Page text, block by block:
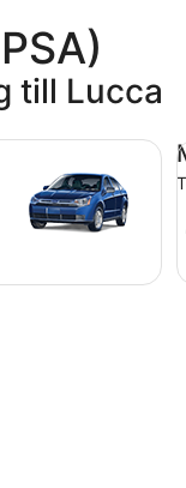
till Lucca